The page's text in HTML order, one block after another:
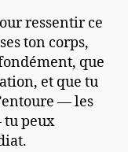
ressentir ce
ton corps,
que
et que tu
— les
tu peux